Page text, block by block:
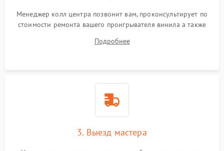
Менеджер колл центра позвонит вам, проконсультирует по
стоимости ремонта вашего проигрывателя винила а также
Подробнее
3. Выезд мастера